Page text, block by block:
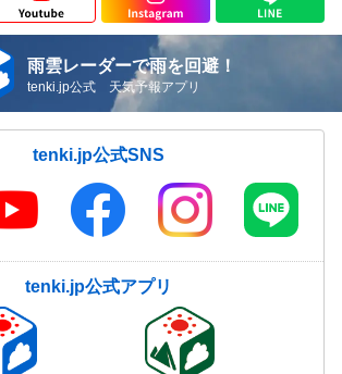
雨雲レーダーで雨を回避！
tenki.jp公式 天気予報アプリ
tenki.jp公式SNS
tenki.jp公式アプリ